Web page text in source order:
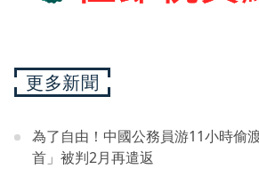
更多新聞
為了自由！中國公務員游11小時偷
首」被判2月再遣返